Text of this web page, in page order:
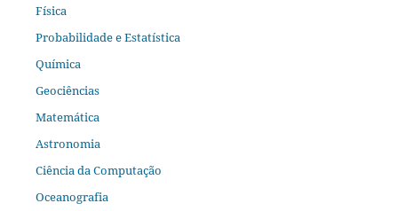
Física
Probabilidade e Estatística
Química
Geociências
Matemática
Astronomia
Ciência da Computação
Oceanografia